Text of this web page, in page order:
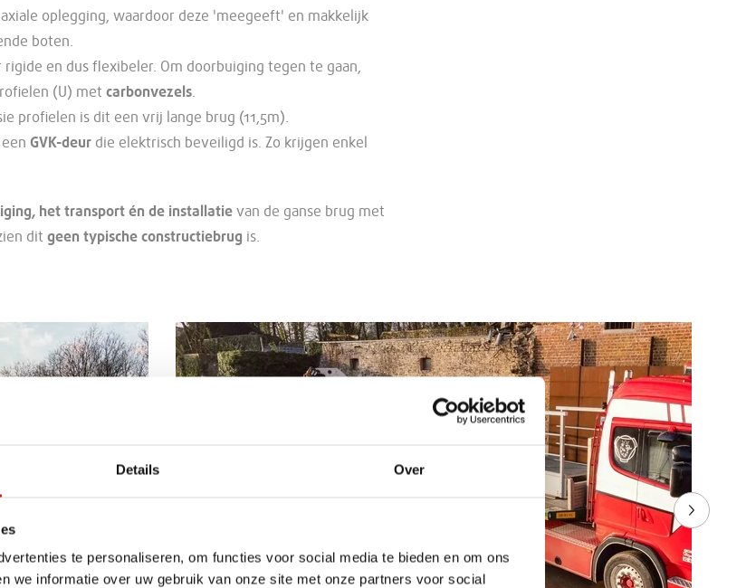
Details Over
te personaliseren, om functies voor social media te bieden en om ons
we informatie over uw gebruik van onze site met onze partners voor social
oplegging, waardoor deze 'meegeeft' en makkelijk
boten.
rigide en dus flexibeler. Om doorbuiging tegen te gaan,
(U) met carbonvezels.
profielen is dit een vrij lange brug (11,5m).
GVK-deur die elektrisch beveiligd is. Zo krijgen enkel
het transport én de installatievan de ganse brug met
dit geen typische constructiebrug is.